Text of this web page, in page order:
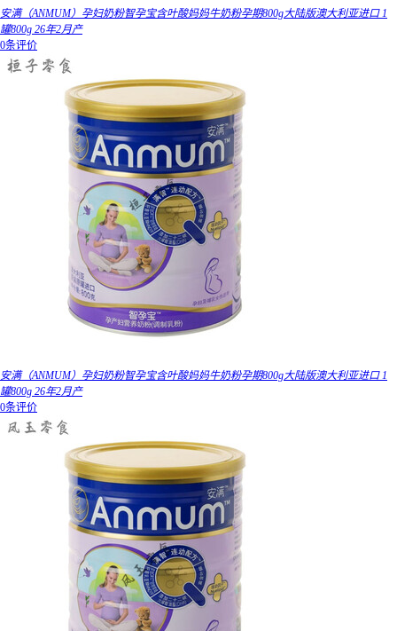
安满（ANMUM）孕妇奶粉智孕宝含叶酸妈妈牛奶粉孕期800g大陆版澳大利亚进口 1
罐800g 26年2月产
0条评价
安满（ANMUM）孕妇奶粉智孕宝含叶酸妈妈牛奶粉孕期800g大陆版澳大利亚进口 1
罐800g 26年2月产
0条评价